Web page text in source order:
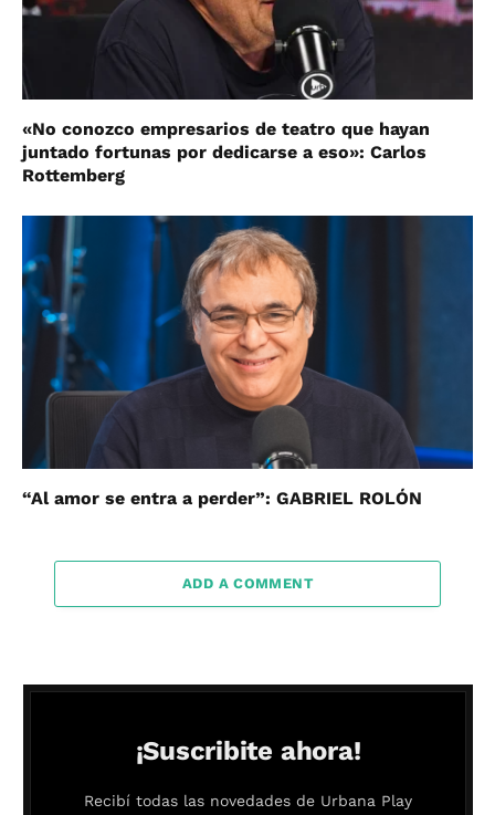
«No conozco empresarios de teatro que hayan
juntado fortunas por dedicarse a eso»: Carlos
Rottemberg
“Al amor se entra a perder”: GABRIEL ROLÓN
ADD A COMMENT
¡Suscribite ahora!
Recibí todas las novedades de Urbana Play